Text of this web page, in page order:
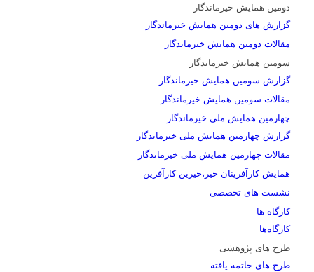
دومین همایش خیرماندگار
گزارش های دومین همایش خیرماندگار
مقالات دومین همایش خیرماندگار
سومین همایش خیرماندگار
گزارش سومین همایش خیرماندگار
مقالات سومین همایش خیرماندگار
چهارمین همایش ملی خیرماندگار
گزارش چهارمین همایش ملی خیرماندگار
مقالات چهارمین همایش ملی خیرماندگار
همایش کارآفرینان خیر،خیرین کارآفرین
نشست های تخصصی
کارگاه ها
کارگاه‌ها
طرح های پژوهشی
طرح های خاتمه یافته